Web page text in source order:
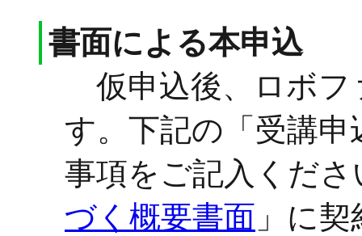
書面による本申込
仮申込後、ロボフ
す。下記の「受講
事項をご記入くだ
づく概要書面 」に